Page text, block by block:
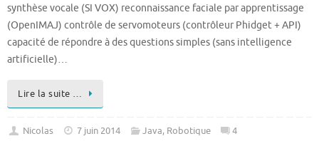
synthèse vocale (SI VOX) reconnaissance faciale par apprentissage
(OpenIMAJ) contrôle de servomoteurs (contrôleur Phidget + API)
capacité de répondre à des questions simples (sans intelligence
artificielle)…
Lire la suite …
Nicolas 7 juin 2014 Java, Robotique 4